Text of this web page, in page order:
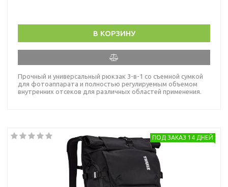
В КОРЗИНУ
Прочный и универсальный рюкзак 3-в-1 со съемной сумкой
для фотоаппарата и полностью регулируемым объемом
внутренних отсеков для различных областей применения.
ПОД ЗАКАЗ 14 ДНЕЙ